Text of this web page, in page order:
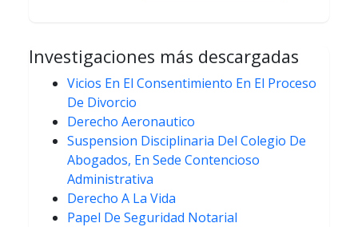
Investigaciones más descargadas
Vicios En El Consentimiento En El Proceso
De Divorcio
Derecho Aeronautico
Suspension Disciplinaria Del Colegio De
Abogados, En Sede Contencioso
Administrativa
Derecho A La Vida
Papel De Seguridad Notarial